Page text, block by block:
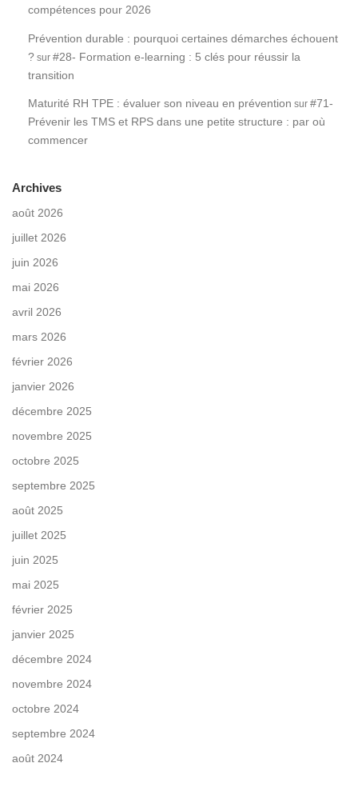
compétences pour 2026
Prévention durable : pourquoi certaines démarches échouent
? sur #28- Formation e-learning : 5 clés pour réussir la
transition
Maturité RH TPE : évaluer son niveau en prévention sur #71-
Prévenir les TMS et RPS dans une petite structure : par où
commencer
Archives
août 2026
juillet 2026
juin 2026
mai 2026
avril 2026
mars 2026
février 2026
janvier 2026
décembre 2025
novembre 2025
octobre 2025
septembre 2025
août 2025
juillet 2025
juin 2025
mai 2025
février 2025
janvier 2025
décembre 2024
novembre 2024
octobre 2024
septembre 2024
août 2024